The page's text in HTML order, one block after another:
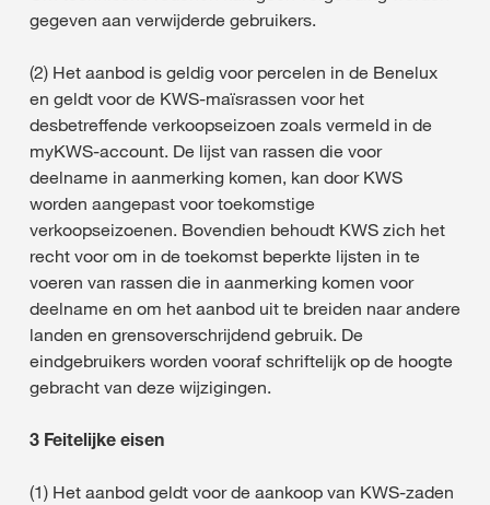
gegeven aan verwijderde gebruikers.
(2) Het aanbod is geldig voor percelen in de Benelux
en geldt voor de KWS-maïsrassen voor het
desbetreffende verkoopseizoen zoals vermeld in de
myKWS-account. De lijst van rassen die voor
deelname in aanmerking komen, kan door KWS
worden aangepast voor toekomstige
verkoopseizoenen. Bovendien behoudt KWS zich het
recht voor om in de toekomst beperkte lijsten in te
voeren van rassen die in aanmerking komen voor
deelname en om het aanbod uit te breiden naar andere
landen en grensoverschrijdend gebruik. De
eindgebruikers worden vooraf schriftelijk op de hoogte
gebracht van deze wijzigingen.
3 Feitelijke eisen
(1) Het aanbod geldt voor de aankoop van KWS-zaden